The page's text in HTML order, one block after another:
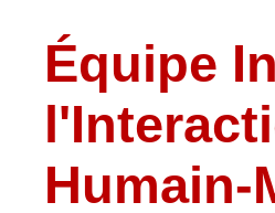
Équipe
Humain-